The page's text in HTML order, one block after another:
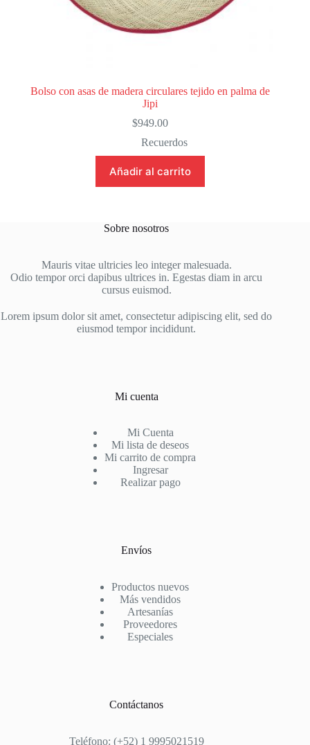
Bolso con asas de madera circulares tejido en palma de
Jipi
$949.00
Recuerdos
Añadir al carrito
Sobre nosotros
Mauris vitae ultricies leo integer malesuada.
Odio tempor orci dapibus ultrices in. Egestas diam in arcu
cursus euismod.
Lorem ipsum dolor sit amet, consectetur adipiscing elit, sed do
eiusmod tempor incididunt.
Mi cuenta
Mi Cuenta
Mi lista de deseos
Mi carrito de compra
Ingresar
Realizar pago
Envíos
Productos nuevos
Más vendidos
Artesanías
Proveedores
Especiales
Contáctanos
Teléfono: (+52) 1 9995021519